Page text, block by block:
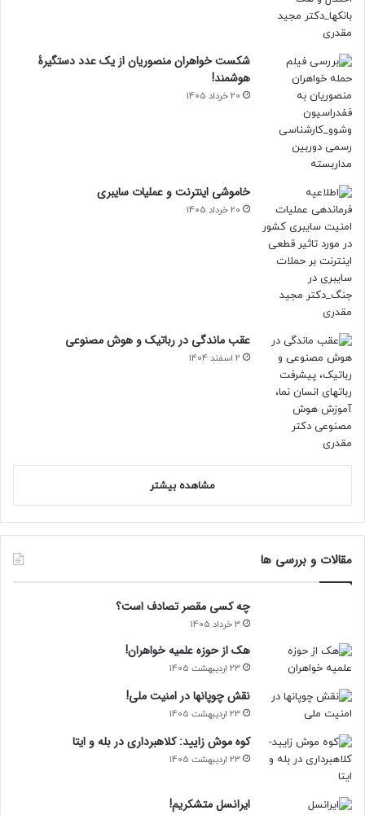
شکست خواهران منصوریان از یک عدد دستگیرۀ
هوشمند!
20 خرداد 1405
خاموشی اینترنت و عملیات سایبری
20 خرداد 1405
عقب ماندگی در رباتیک و هوش مصنوعی
2 اسفند 1404
مشاهده بیشتر
مقالات و بررسی ها
چه کسی مقصر تصادف است؟
3 خرداد 1405
هک از حوزه علمیه خواهران!
23 اردیبهشت 1405
نقش چوپانها در امنیت ملی!
23 اردیبهشت 1405
کوه موش زایید: کلاهبرداری در بله و ایتا
23 اردیبهشت 1405
ایرانسل متشکریم!